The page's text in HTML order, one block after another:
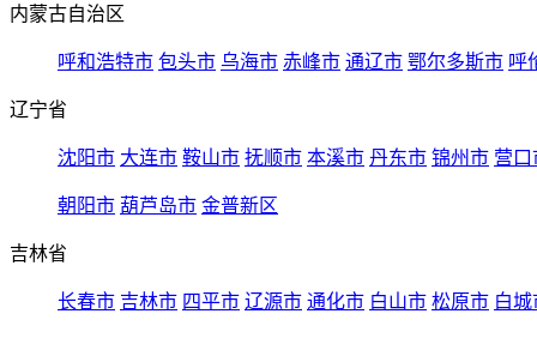
内蒙古自治区
呼和浩特市 包头市 乌海市 赤峰市 通辽市 鄂尔多斯市 呼
辽宁省
沈阳市 大连市 鞍山市 抚顺市 本溪市 丹东市 锦州市 营口
朝阳市 葫芦岛市 金普新区
吉林省
长春市 吉林市 四平市 辽源市 通化市 白山市 松原市 白城